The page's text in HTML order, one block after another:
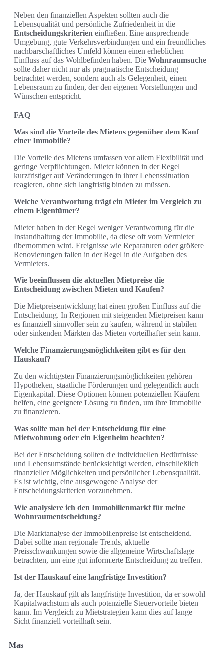
Neben den finanziellen Aspekten sollten auch die
Lebensqualität und persönliche Zufriedenheit in die
Entscheidungskriterien einfließen. Eine ansprechende
Umgebung, gute Verkehrsverbindungen und ein freundliches
nachbarschaftliches Umfeld können einen erheblichen
Einfluss auf das Wohlbefinden haben. Die Wohnraumsuche
sollte daher nicht nur als pragmatische Entscheidung
betrachtet werden, sondern auch als Gelegenheit, einen
Lebensraum zu finden, der den eigenen Vorstellungen und
Wünschen entspricht.
FAQ
Was sind die Vorteile des Mietens gegenüber dem Kauf
einer Immobilie?
Die Vorteile des Mietens umfassen vor allem Flexibilität und
geringe Verpflichtungen. Mieter können in der Regel
kurzfristiger auf Veränderungen in ihrer Lebenssituation
reagieren, ohne sich langfristig binden zu müssen.
Welche Verantwortung trägt ein Mieter im Vergleich zu
einem Eigentümer?
Mieter haben in der Regel weniger Verantwortung für die
Instandhaltung der Immobilie, da diese oft vom Vermieter
übernommen wird. Ereignisse wie Reparaturen oder größere
Renovierungen fallen in der Regel in die Aufgaben des
Vermieters.
Wie beeinflussen die aktuellen Mietpreise die
Entscheidung zwischen Mieten und Kaufen?
Die Mietpreisentwicklung hat einen großen Einfluss auf die
Entscheidung. In Regionen mit steigenden Mietpreisen kann
es finanziell sinnvoller sein zu kaufen, während in stabilen
oder sinkenden Märkten das Mieten vorteilhafter sein kann.
Welche Finanzierungsmöglichkeiten gibt es für den
Hauskauf?
Zu den wichtigsten Finanzierungsmöglichkeiten gehören
Hypotheken, staatliche Förderungen und gelegentlich auch
Eigenkapital. Diese Optionen können potenziellen Käufern
helfen, eine geeignete Lösung zu finden, um ihre Immobilie
zu finanzieren.
Was sollte man bei der Entscheidung für eine
Mietwohnung oder ein Eigenheim beachten?
Bei der Entscheidung sollten die individuellen Bedürfnisse
und Lebensumstände berücksichtigt werden, einschließlich
finanzieller Möglichkeiten und persönlicher Lebensqualität.
Es ist wichtig, eine ausgewogene Analyse der
Entscheidungskriterien vorzunehmen.
Wie analysiere ich den Immobilienmarkt für meine
Wohnraumentscheidung?
Die Marktanalyse der Immobilienpreise ist entscheidend.
Dabei sollte man regionale Trends, aktuelle
Preisschwankungen sowie die allgemeine Wirtschaftslage
betrachten, um eine gut informierte Entscheidung zu treffen.
Ist der Hauskauf eine langfristige Investition?
Ja, der Hauskauf gilt als langfristige Investition, da er sowohl
Kapitalwachstum als auch potenzielle Steuervorteile bieten
kann. Im Vergleich zu Mietstrategien kann dies auf lange
Sicht finanziell vorteilhaft sein.
Mas